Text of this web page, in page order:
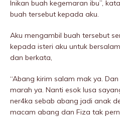
Inikan buah kegemaran ibu”,
buah tersebut kepada aku.
Aku mengambil buah tersebut
kepada isteri aku untuk
dan berkata,
“Abang kirim salam mak ya.
marah ya. Nanti esok lusa
ner4ka sebab abang jadi anak
macam abang dan Fiza tak